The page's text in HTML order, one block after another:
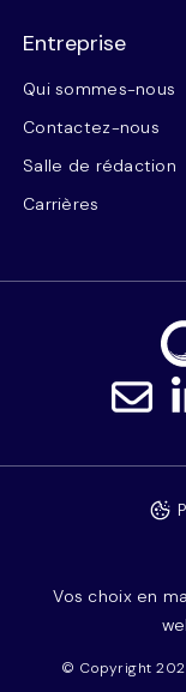
Entreprise
Qui sommes-nous
Contactez-nous
Salle de rédaction
Carrières
© Copyright
Vos choix en